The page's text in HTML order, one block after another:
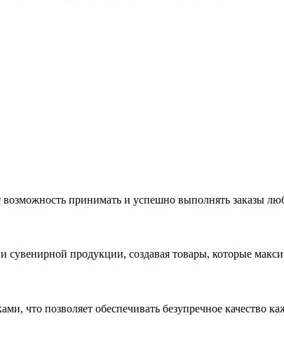
принимать и успешно выполнять заказы
сувенирной продукции, создавая товары, которые
что позволяет обеспечивать безупречное качество